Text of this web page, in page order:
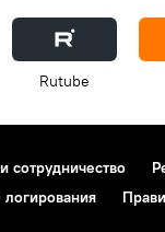
Rutube
сотрудничество
логирования